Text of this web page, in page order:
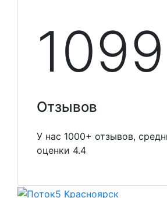
1099
Отзывов
У нас 1000+ отзывов,
оценки 4.4